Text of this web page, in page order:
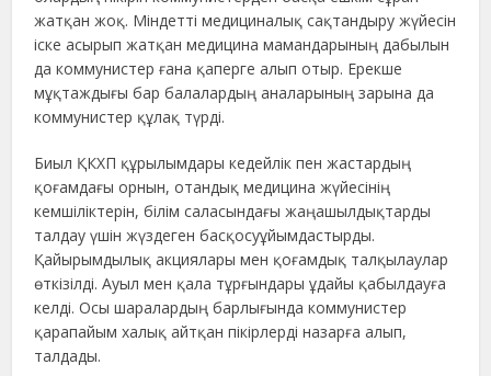
жатқан жоқ. Міндетті медициналық сақтандыру жүйесін
іске асырып жатқан медицина мамандарының дабылын
да коммунистер ғана қаперге алып отыр. Ерекше
мұқтаждығы бар балалардың аналарының зарына да
коммунистер құлақ түрді.
Биыл ҚКХП құрылымдары кедейлік пен жастардың
қоғамдағы орнын, отандық медицина жүйесінің
кемшіліктерін, білім саласындағы жаңашылдықтарды
талдау үшін жүздеген басқосуұйымдастырды.
Қайырымдылық акциялары мен қоғамдық талқылаулар
өткізілді. Ауыл мен қала тұрғындары ұдайы қабылдауға
келді. Осы шаралардың барлығында коммунистер
қарапайым халық айтқан пікірлерді назарға алып,
талдады.